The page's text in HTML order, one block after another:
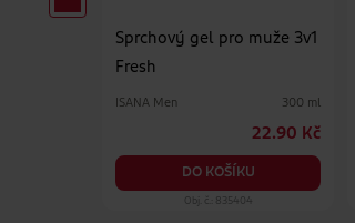
Sprchový gel pro muže 3v1
Fresh
ISANA Men 300 ml
22.90 Kč
DO KOŠÍKU
Obj. č.: 835404